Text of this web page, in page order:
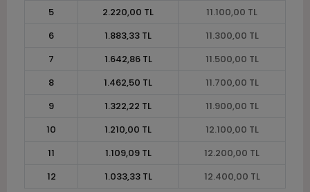
5 2.220,00 TL
11.100,00 TL
6
1.883,33 TL
11.300,00 TL
7
1.642,86 TL
11.500,00 TL
8
1.462,50 TL
11.700,00 TL
9
1.322,22 TL
11.900,00 TL
10
1.210,00 TL
12.100,00 TL
11
1.109,09 TL
12.200,00 TL
12
1.033,33 TL 12.400,00 TL